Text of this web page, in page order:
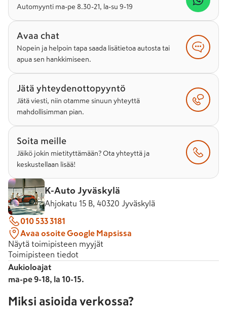
Automyynti ma-pe 8.30-21, la-su 9-19
Avaa chat
Nopein ja helpoin tapa saada lisätietoa autosta tai
apua sen hankkimiseen.
Jätä yhteydenottopyyntö
Jätä viesti, niin otamme sinuun yhteyttä
mahdollisimman pian.
Soita meille
Jäikö jokin mietityttämään? Ota yhteyttä ja
keskustellaan lisää!
K-Auto Jyväskylä
Ahjokatu 15 B, 40320 Jyväskylä
010 533 3181
Avaa osoite Google Mapsissa
Näytä toimipisteen myyjät
Toimipisteen tiedot
Aukioloajat
ma-pe 9-18, la 10-15.
Miksi asioida verkossa?